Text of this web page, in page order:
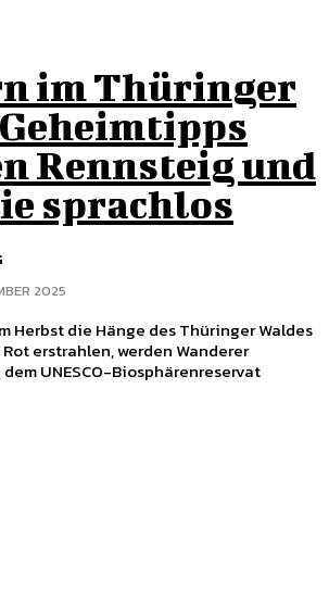
im Thüringer
Rennsteig und
sprachlos
2025
erstrahlen, werden Wanderer
UNESCO-Biosphärenreservat